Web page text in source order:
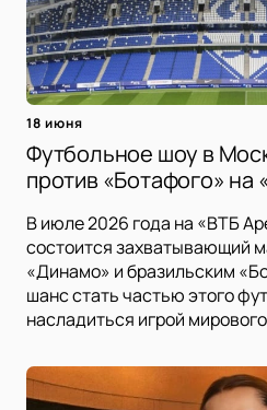
18 июня
Футбольное шоу в
против «Ботафого» на
В июле 2026 года на «ВТБ
состоится захватывающий
«Динамо» и бразильским
шанс стать частью этого
насладиться игрой